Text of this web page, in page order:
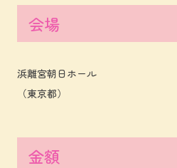
会場
浜離宮朝日ホール
（東京都）
金額